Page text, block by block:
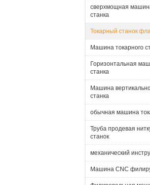
сверхмощная
станка
Токарный станок
Машина токарного
Горизонтальная
станка
Машина
станка
обычная машина
Труба продевая
станок
механический
Машина CNC